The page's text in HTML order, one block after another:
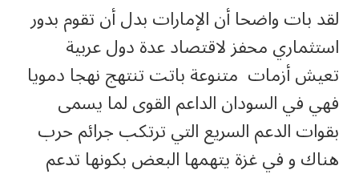
لقد بات واضحا أن الإمارات بدل أن تقوم بدور
استثماري محفز لاقتصاد عدة دول عربية
تعيش أزمات متنوعة باتت تنتهج نهجا دمويا
فهي في السودان الداعم القوى لما يسمى
بقوات الدعم السريع التي ترتكب جرائم حرب
هناك و في غزة يتهمها البعض بكونها تدعم